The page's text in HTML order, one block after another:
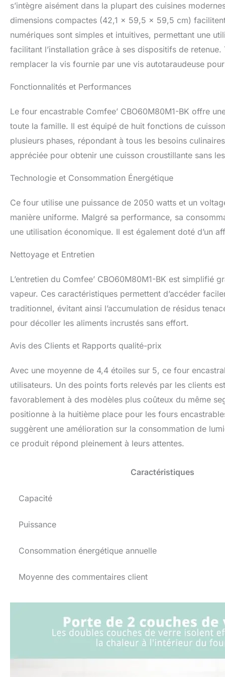
portion sera
four Comfee'
une corvée. La
surfaces pour
d'effacement.
économiser du
capacité de 60
avant d'effectuer
s’intègre aisément dans la plupart des cuisines
dimensions compactes (42,1 x 59,5 x 59,5 cm)
numériques sont simples et intuitives, permettant une
facilitant l’installation grâce à ses dispositifs de
remplacer la vis fournie par une vis autotaraudeuse
Fonctionnalités et Performances
Le four encastrable Comfee’ CBO60M80M1-BK offre
toute la famille. Il est équipé de huit fonctions de
plusieurs phases, répondant à tous les besoins
appréciée pour obtenir une cuisson croustillante sans
Technologie et Consommation Énergétique
Ce four utilise une puissance de 2050 watts et un
manière uniforme. Malgré sa performance, sa
une utilisation économique. Il est également doté d’un
Nettoyage et Entretien
L’entretien du Comfee’ CBO60M80M1-BK est
vapeur. Ces caractéristiques permettent d’accéder
traditionnel, évitant ainsi l’accumulation de résidus
pour décoller les aliments incrustés sans effort.
Avis des Clients et Rapports qualité-prix
Avec une moyenne de 4,4 étoiles sur 5, ce four
utilisateurs. Un des points forts relevés par les clients
favorablement à des modèles plus coûteux du même
positionne à la huitième place pour les fours
suggèrent une amélioration sur la consommation de
ce produit répond pleinement à leurs attentes.
Caractéristiques
Capacité
Puissance
Consommation énergétique annuelle
Moyenne des commentaires client